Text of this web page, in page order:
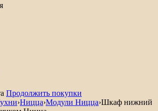
Продолжить покупки
›Ницца›Модули Ницца›Шкаф нижний